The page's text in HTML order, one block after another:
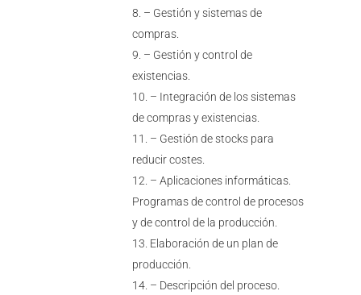
– Gestión y sistemas de
compras.
– Gestión y control de
existencias.
– Integración de los sistemas
de compras y existencias.
– Gestión de stocks para
reducir costes.
– Aplicaciones informáticas.
Programas de control de procesos
y de control de la producción.
Elaboración de un plan de
producción.
– Descripción del proceso.